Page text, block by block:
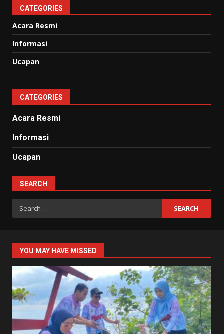
CATEGORIES
Acara Resmi
Informasi
Ucapan
CATEGORIES
Acara Resmi
Informasi
Ucapan
SEARCH
Search
for:
YOU MAY HAVE MISSED